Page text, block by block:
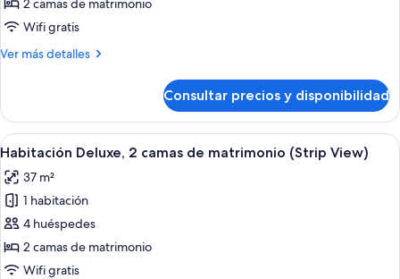
camas
matrimonio
2 camas de matrimonio
Wifi gratis
Ver más detalles
Más
Deluxe,
camas
matrimonio
(Panoramic
View)
Consultar precios y disponibilidad
Abrir
todas
las
fotos
de
Habitación
Deluxe,
Habitación de hotel con dos camas,
2
Habitación Deluxe, 2 camas de matrimonio (Strip View)
37 m²
1 habitación
4 huéspedes
2 camas de matrimonio
Wifi gratis